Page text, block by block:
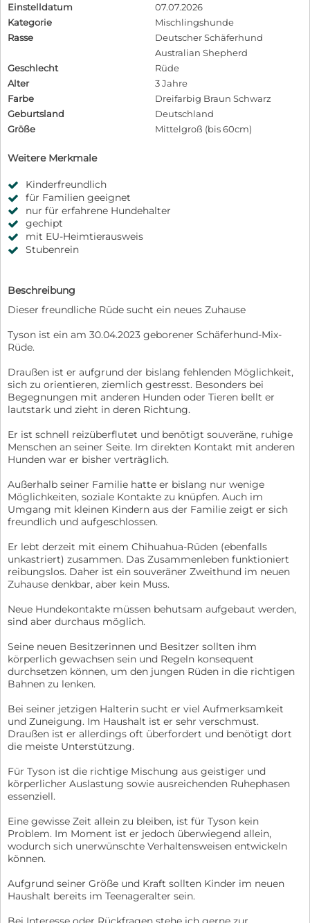
Einstelldatum
07.07.2026
Kategorie
Mischlingshunde
Rasse
Deutscher Schäferhund
Australian Shepherd
Geschlecht
Rüde
Alter
3 Jahre
Farbe
Dreifarbig Braun Schwarz
Geburtsland
Deutschland
Größe
Mittelgroß (bis 60cm)
Weitere Merkmale
Kinderfreundlich
für Familien geeignet
nur für erfahrene Hundehalter
gechipt
mit EU-Heimtierausweis
Stubenrein
Beschreibung
Dieser freundliche Rüde sucht ein neues Zuhause
Tyson ist ein am 30.04.2023 geborener Schäferhund-Mix-
Rüde.
Draußen ist er aufgrund der bislang fehlenden Möglichkeit,
sich zu orientieren, ziemlich gestresst. Besonders bei
Begegnungen mit anderen Hunden oder Tieren bellt er
lautstark und zieht in deren Richtung.
Er ist schnell reizüberflutet und benötigt souveräne, ruhige
Menschen an seiner Seite. Im direkten Kontakt mit anderen
Hunden war er bisher verträglich.
Außerhalb seiner Familie hatte er bislang nur wenige
Möglichkeiten, soziale Kontakte zu knüpfen. Auch im
Umgang mit kleinen Kindern aus der Familie zeigt er sich
freundlich und aufgeschlossen.
Er lebt derzeit mit einem Chihuahua-Rüden (ebenfalls
unkastriert) zusammen. Das Zusammenleben funktioniert
reibungslos. Daher ist ein souveräner Zweithund im neuen
Zuhause denkbar, aber kein Muss.
Neue Hundekontakte müssen behutsam aufgebaut werden,
sind aber durchaus möglich.
Seine neuen Besitzerinnen und Besitzer sollten ihm
körperlich gewachsen sein und Regeln konsequent
durchsetzen können, um den jungen Rüden in die richtigen
Bahnen zu lenken.
Bei seiner jetzigen Halterin sucht er viel Aufmerksamkeit
und Zuneigung. Im Haushalt ist er sehr verschmust.
Draußen ist er allerdings oft überfordert und benötigt dort
die meiste Unterstützung.
Für Tyson ist die richtige Mischung aus geistiger und
körperlicher Auslastung sowie ausreichenden Ruhephasen
essenziell.
Eine gewisse Zeit allein zu bleiben, ist für Tyson kein
Problem. Im Moment ist er jedoch überwiegend allein,
wodurch sich unerwünschte Verhaltensweisen entwickeln
können.
Aufgrund seiner Größe und Kraft sollten Kinder im neuen
Haushalt bereits im Teenageralter sein.